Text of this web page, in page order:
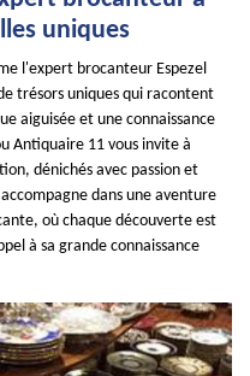
uniques
l'expert brocanteur Espezel
trésors uniques qui racontent
aiguisée et une connaissance
Antiquaire 11 vous invite à
dénichés avec passion et
dans une aventure
où chaque découverte est
à sa grande connaissance